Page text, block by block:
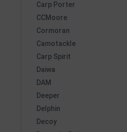
Carp Porter
CCMoore
Cormoran
Camotackle
Carp Spirit
Daiwa
DAM
Deeper
Delphin
Decoy